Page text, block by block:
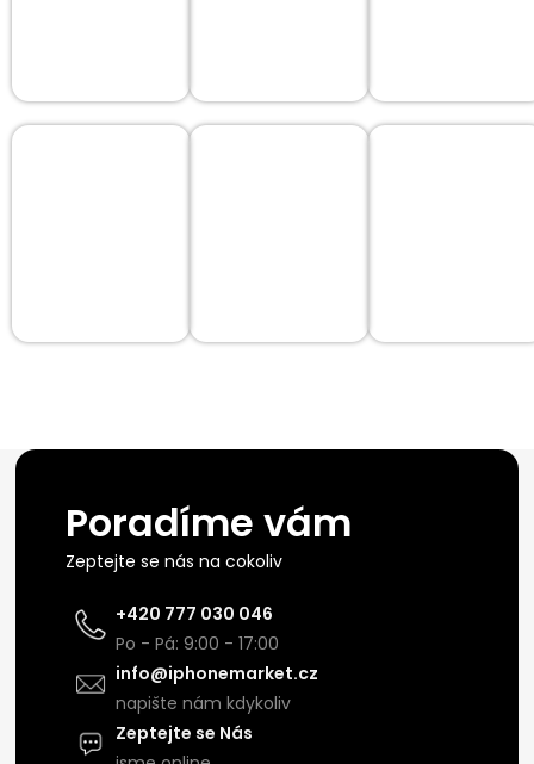
Poradíme vám
Zeptejte se nás na cokoliv
+420 777 030 046
Po - Pá: 9:00 - 17:00
info@iphonemarket.cz
napište nám kdykoliv
Zeptejte se Nás